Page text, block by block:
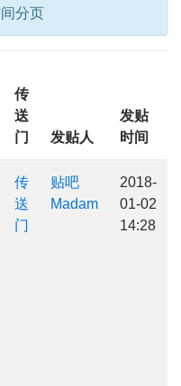
分页
传
送
门
发贴人
发贴
时间
传
送
门
贴吧
Madam
2018-
01-02
14:28